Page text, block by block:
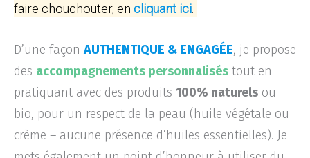
faire chouchouter, en cliquant ici
D’une façon AUTHENTIQUE & ENGAGÉE, je propose
des accompagnements personnalisés tout en
pratiquant avec des produits 100% naturels ou
bio, pour un respect de la peau (huile végétale ou
crème – aucune présence d’huiles essentielles). Je